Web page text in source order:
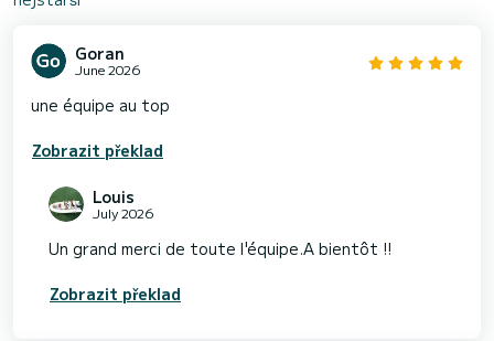
Goran
June 2026
une équipe au top
Zobrazit překlad
Louis
July 2026
Un grand merci de toute l'équipe.A bientôt !!
Zobrazit překlad